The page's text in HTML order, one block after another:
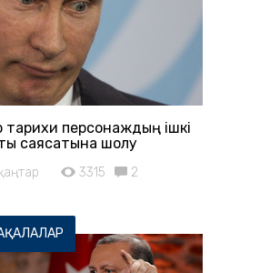
тарихи персонаждың ішкі
саясатына шолу
3315 2